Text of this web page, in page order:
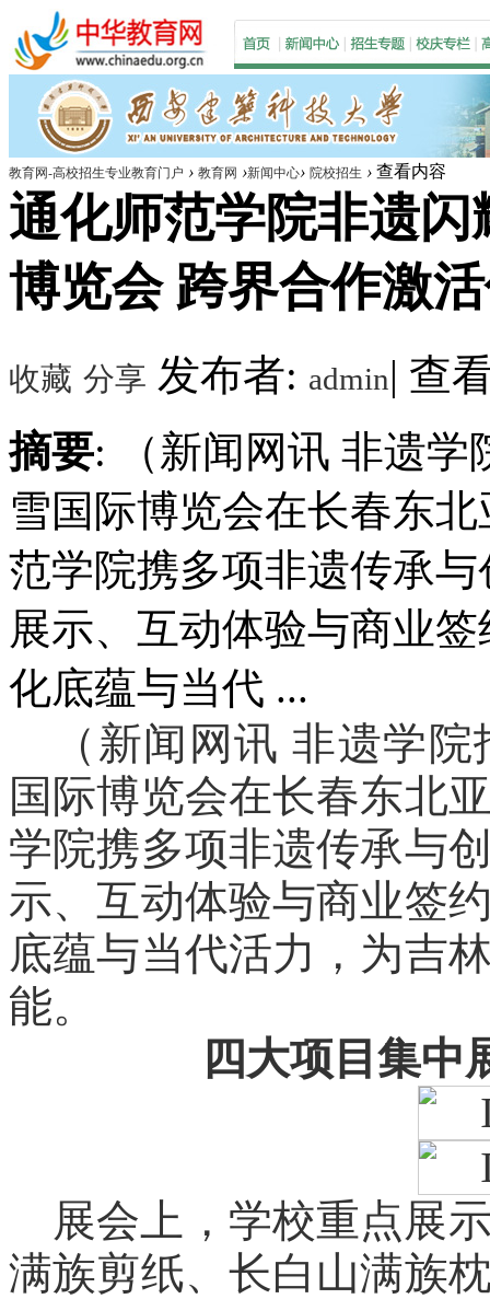
教育网-高校招生专业教育门户 › 教育网 ›新闻中心› 院校招生 › 查看内容
通化师范学院非遗闪
博览会 跨界合作激
收藏 分享 发布者: admin| 查
摘要: （新闻网讯 非遗学
雪国际博览会在长春东
范学院携多项非遗传承
展示、互动体验与商业
化底蕴与当代 ...
（新闻网讯 非遗学
国际博览会在长春东北
学院携多项非遗传承与
示、互动体验与商业签
底蕴与当代活力，为吉
能。
四大项目集中
展会上，学校重点展
满族剪纸、长白山满族